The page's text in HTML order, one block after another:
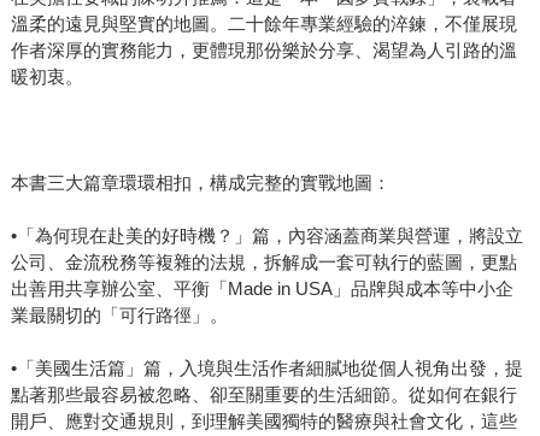
溫柔的遠見與堅實的地圖。二十餘年專業經驗的淬鍊，不僅展現
作者深厚的實務能力，更體現那份樂於分享、渴望為人引路的溫
暖初衷。
本書三大篇章環環相扣，構成完整的實戰地圖：
•「為何現在赴美的好時機？」篇，內容涵蓋商業與營運，將設立
公司、金流稅務等複雜的法規，拆解成一套可執行的藍圖，更點
出善用共享辦公室、平衡「Made in USA」品牌與成本等中小企
業最關切的「可行路徑」。
•「美國生活篇」篇，入境與生活作者細膩地從個人視角出發，提
點著那些最容易被忽略、卻至關重要的生活細節。從如何在銀行
開戶、應對交通規則，到理解美國獨特的醫療與社會文化，這些